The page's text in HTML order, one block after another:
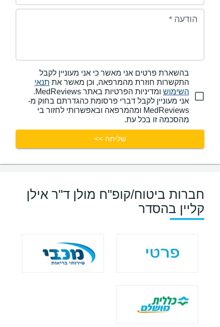
הודעה *
בהשארת פרטים אני מאשר כי אני מעוניין לקבל
התקשרות חוזרת מהמרפאה, וכן מאשר את תנאי
השימוש
ומדיניות הפרטיות באתר MedReviews.
אני מעוניין לקבל דברי פרסומת כהגדרתם בחוק מ-
MedReviews ומהמרפאה ובאפשרותי לחזור בי
מהסכמה זו בכל עת.
שליחה >>
חברות ביטוח/קופ"ח מולן ד"ר אילן
קליין בהסדר